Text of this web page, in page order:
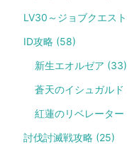
LV30～ジョブクエスト
ID攻略 (58)
新生エオルゼア (33)
蒼天のイシュガルド
紅蓮のリベレーター
討伐討滅戦攻略 (25)